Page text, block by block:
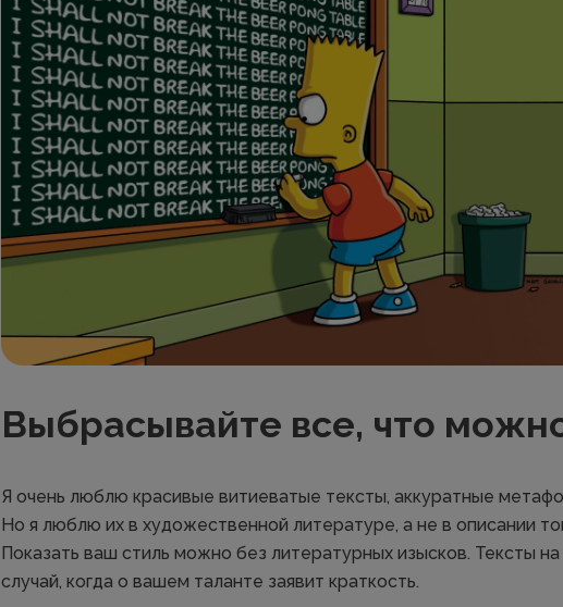
Выбрасывайте все, что
Я очень люблю красивые витиеватые тексты, аккуратные
Но я люблю их в художественной литературе, а не в описании
Показать ваш стиль можно без литературных изысков. Тексты на
случай, когда о вашем таланте заявит краткость.